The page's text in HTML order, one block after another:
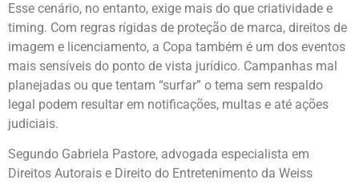
Esse cenário, no entanto, exige mais do que criatividade e
timing. Com regras rígidas de proteção de marca, direitos de
imagem e licenciamento, a Copa também é um dos eventos
mais sensíveis do ponto de vista jurídico. Campanhas mal
planejadas ou que tentam “surfar” o tema sem respaldo
legal podem resultar em notificações, multas e até ações
judiciais.
Segundo Gabriela Pastore, advogada especialista em
Direitos Autorais e Direito do Entretenimento da Weiss